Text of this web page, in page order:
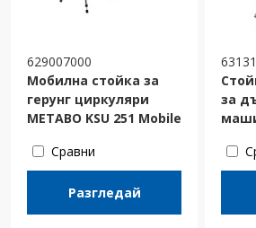
629007000
Мобилна стойка за
герунг циркуляри
METABO KSU 251 Mobile
Сравни
Разгледай
за